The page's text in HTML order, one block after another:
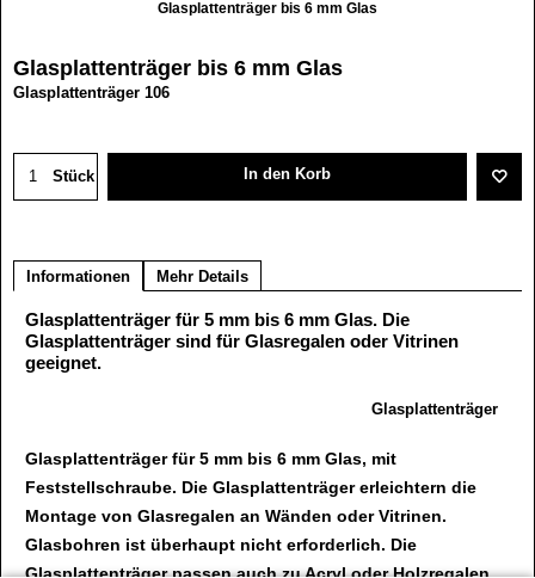
Glasplattenträger bis 6 mm Glas
Glasplattenträger bis 6 mm Glas
Glasplattenträger 106
Stück In den Korb
Informationen Mehr Details
Glasplattenträger für 5 mm bis 6 mm Glas. Die
Glasplattenträger sind für Glasregalen oder Vitrinen
geeignet.
Glasplattenträger
Glasplattenträger für 5 mm bis 6 mm Glas, mit
Feststellschraube. Die Glasplattenträger erleichtern die
Montage von Glasregalen an Wänden oder Vitrinen.
Glasbohren ist überhaupt nicht erforderlich. Die
Glasplattenträger passen auch zu Acryl oder Holzregalen.